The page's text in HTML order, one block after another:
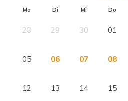
Mo Di Mi Do
28 29 30 01
05 06 07 08
12 13 14 15